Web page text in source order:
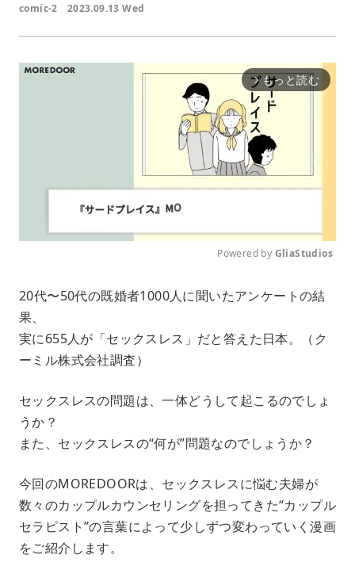
comic-2 2023.09.13 Wed
arrow_forward_ios もっと読む
u
e
Powered by GliaStudios
20代〜50代の既婚者1000人に聞いたアンケートの結
果、
実に655人が「セックスレス」だと答えた日本。（ク
ーミル株式会社調査）
セックスレスの問題は、一体どうして起こるのでしょ
うか？
また、セックスレスの“何が”問題なのでしょうか？
今回のMOREDOORは、セックスレスに悩む夫婦が
数々のカップルカウンセリングを担ってきた“カップル
セラピスト”の言葉によって少しずつ変わっていく漫画
をご紹介します。